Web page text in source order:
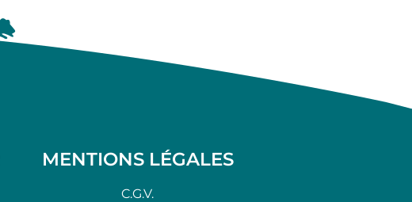
MENTIONS LÉGALES
C.G.V.